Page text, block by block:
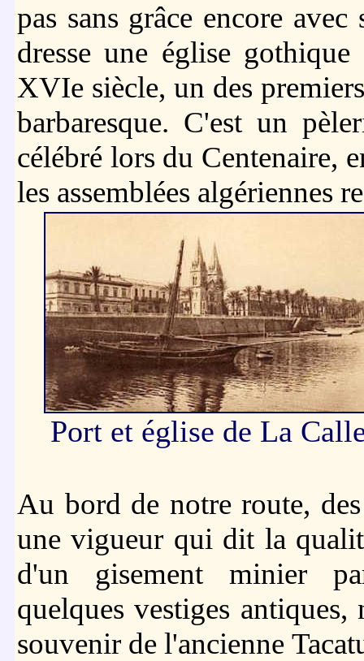
pas sans grâce encore
dresse une église
XVIe siècle, un des
barbaresque. C'est un
célébré lors du Centenaire,
les assemblées algériennes
Port et église de La
Au bord de notre route,
une vigueur qui dit la
d'un gisement minier
quelques vestiges
souvenir de l'ancienne